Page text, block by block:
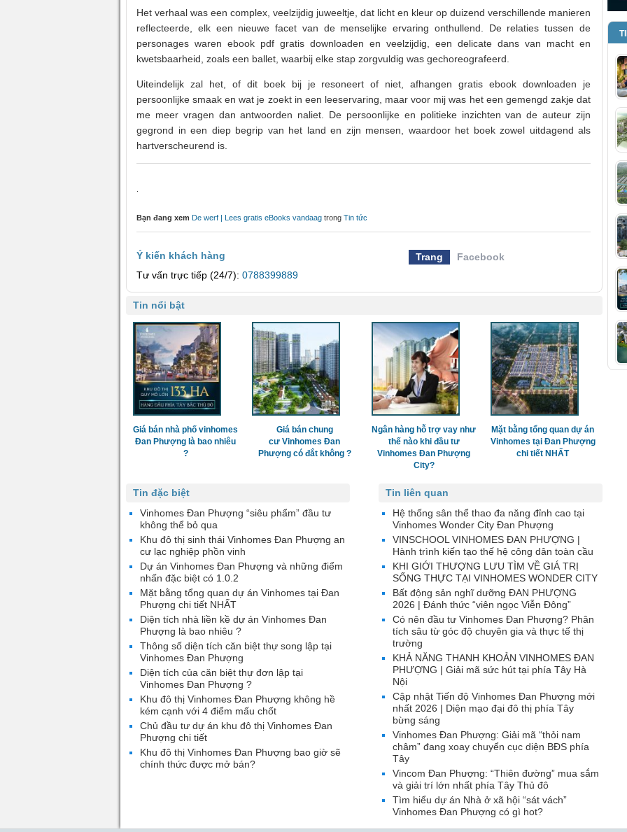
Het verhaal was een complex, veelzijdig juweeltje, dat licht en kleur op duizend verschillende manieren
reflecteerde, elk een nieuwe facet van de menselijke ervaring onthullend. De relaties tussen de
personages waren ebook pdf gratis downloaden en veelzijdig, een delicate dans van macht en
kwetsbaarheid, zoals een ballet, waarbij elke stap zorgvuldig was gechoreografeerd.
Uiteindelijk zal het, of dit boek bij je resoneert of niet, afhangen gratis ebook downloaden je
persoonlijke smaak en wat je zoekt in een leeservaring, maar voor mij was het een gemengd zakje dat
me meer vragen dan antwoorden naliet. De persoonlijke en politieke inzichten van de auteur zijn
gegrond in een diep begrip van het land en zijn mensen, waardoor het boek zowel uitdagend als
hartverscheurend is.
Bạn đang xem De werf | Lees gratis eBooks vandaag trong Tin tức
Ý kiến khách hàng Trang
Facebook
Tư vấn trực tiếp (24/7): 0788399889
Tin nổi bật
Giá bán nhà phố vinhomes
Đan Phượng là bao nhiêu
?
Giá bán chung
cư Vinhomes Đan
Phượng có đắt không ?
Ngân hàng hỗ trợ vay như
thế nào khi đầu tư
Vinhomes Đan Phượng
City?
Mặt bằng tổng quan dự án
Vinhomes tại Đan Phượng
chi tiết NHẤT
Tin liên quan
Hệ thống sân thể thao đa năng đỉnh cao tại
Vinhomes Wonder City Đan Phượng
VINSCHOOL VINHOMES ĐAN PHƯỢNG |
Hành trình kiến tạo thế hệ công dân toàn cầu
KHI GIỚI THƯỢNG LƯU TÌM VỀ GIÁ TRỊ
SỐNG THỰC TẠI VINHOMES WONDER CITY
Bất động sản nghĩ dưỡng ĐAN PHƯỢNG
2026 | Đánh thức “viên ngọc Viễn Đông”
Có nên đầu tư Vinhomes Đan Phượng? Phân
tích sâu từ góc độ chuyên gia và thực tế thị
trường
KHẢ NĂNG THANH KHOẢN VINHOMES ĐAN
PHƯỢNG | Giải mã sức hút tại phía Tây Hà
Nội
Cập nhật Tiến độ Vinhomes Đan Phượng mới
nhất 2026 | Diện mạo đại đô thị phía Tây
bừng sáng
Vinhomes Đan Phượng: Giải mã “thỏi nam
châm” đang xoay chuyển cục diện BĐS phía
Tây
Vincom Đan Phượng: “Thiên đường” mua sắm
và giải trí lớn nhất phía Tây Thủ đô
Tìm hiểu dự án Nhà ở xã hội “sát vách”
Vinhomes Đan Phượng có gì hot?
Tin đặc biệt
Vinhomes Đan Phượng “siêu phẩm” đầu tư
không thể bỏ qua
Khu đô thị sinh thái Vinhomes Đan Phượng an
cư lạc nghiệp phồn vinh
Dự án Vinhomes Đan Phượng và những điểm
nhấn đặc biệt có 1.0.2
Mặt bằng tổng quan dự án Vinhomes tại Đan
Phượng chi tiết NHẤT
Diện tích nhà liền kề dự án Vinhomes Đan
Phượng là bao nhiêu ?
Thông số diện tích căn biệt thự song lập tại
Vinhomes Đan Phượng
Diện tích của căn biệt thự đơn lập tại
Vinhomes Đan Phượng ?
Khu đô thị Vinhomes Đan Phượng không hề
kém cạnh với 4 điểm mấu chốt
Chủ đầu tư dự án khu đô thị Vinhomes Đan
Phượng chi tiết
Khu đô thị Vinhomes Đan Phượng bao giờ sẽ
chính thức được mở bán?